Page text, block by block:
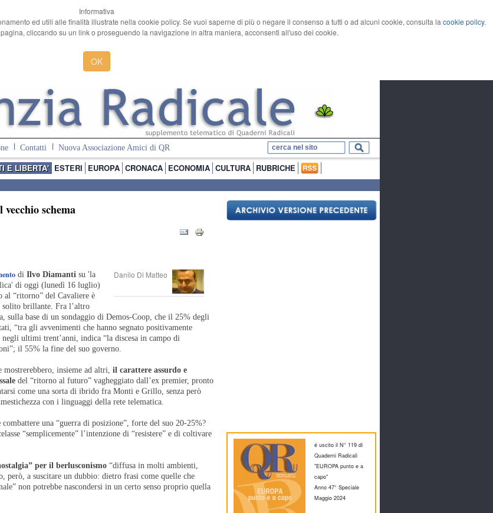
Informativa
ed utili alle finalità illustrate nella cookie policy. Se vuoi saperne di più o negare il consenso a tutti o ad alcuni cookie, consulta la cookie policy.
cliccando su un link o proseguendo la navigazione in altra maniera, acconsenti all'uso dei cookie.
OK
Contatti Nuova Associazione Amici di QR
E LIBERTA' ESTERI EUROPA CRONACA ECONOMIA CULTURA RUBRICHE
schema
Danilo Di Matteo
di Ilvo Diamanti su 'la
di oggi (lunedì 16 luglio)
al “ritorno” del Cavaliere è
solito brillante. Fra l’altro
sulla base di un sondaggio di Demos-Coop, che il 25% degli
“tra gli avvenimenti che hanno segnato positivamente
negli ultimi trent’anni, indica “la discesa in campo di
il 55% la fine del suo governo.
mostrerebbero, insieme ad altri, il carattere assurdo e
del “ritorno al futuro” vagheggiato dall’ex premier, pronto
come una sorta di ibrido fra Monti e Grillo, senza però
con i linguaggi della rete telematica.
combattere una “guerra di posizione”, forte del suo 20-25%?
“semplicemente” l’intenzione di “resistere” e di coltivare
per il berlusconismo “diffusa in molti ambienti,
però, a suscitare un dubbio: dietro frasi come quelle che
non potrebbe nascondersi in un certo senso proprio quella
é uscito il N° 119 di
Quaderni Radicali
"EUROPA punto e a
capo"
Anno 47° Speciale
Maggio 2024